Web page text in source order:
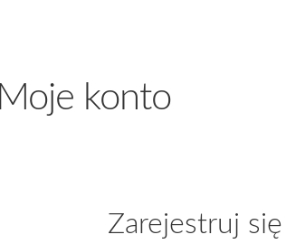
Moje konto
Zarejestruj się